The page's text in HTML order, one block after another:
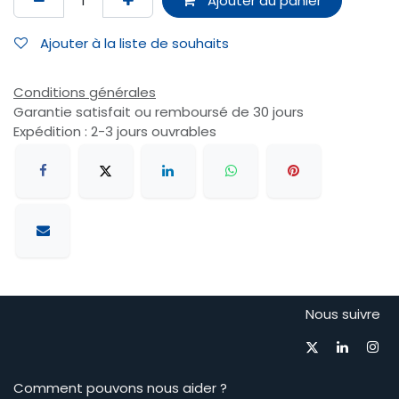
Ajouter à la liste de souhaits
Conditions générales
Garantie satisfait ou remboursé de 30 jours
Expédition : 2-3 jours ouvrables
Nous suivre
Comment pouvons nous aider ?